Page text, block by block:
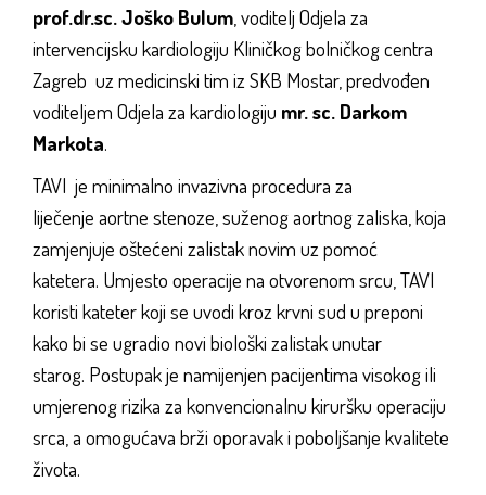
prof.dr.sc. Joško Bulum , voditelj Odjela za
intervencijsku kardiologiju Kliničkog bolničkog centra
Zagreb uz medicinski tim iz SKB Mostar, predvođen
voditeljem Odjela za kardiologiju mr. sc. Darkom
Markota.
TAVI je minimalno invazivna procedura za
liječenje aortne stenoze, suženog aortnog zaliska, koja
zamjenjuje oštećeni zalistak novim uz pomoć
katetera. Umjesto operacije na otvorenom srcu, TAVI
koristi kateter koji se uvodi kroz krvni sud u preponi
kako bi se ugradio novi biološki zalistak unutar
starog. Postupak je namijenjen pacijentima visokog ili
umjerenog rizika za konvencionalnu kiruršku operaciju
srca, a omogućava brži oporavak i poboljšanje kvalitete
života.